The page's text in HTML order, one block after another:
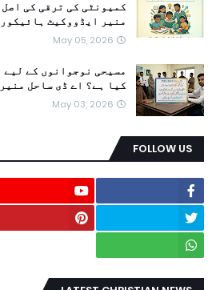
کمیونٹی کی ترقی کی
منیر ایڈووکیٹ
May 05, 2026
مسیحی نوجوانوں کے لیے
کیا ہے؟ اے ڈی ساحل
May 03, 2026
FOLLOW US